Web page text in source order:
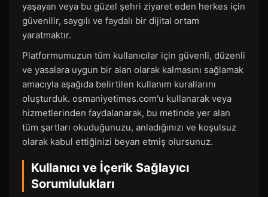
yaşayan veya bu güzel şehri ziyaret eden herkes için
güvenilir, saygılı ve faydalı bir dijital ortam
yaratmaktır.
Platformumuzun tüm kullanıcılar için güvenli, düzenli
ve yasalara uygun bir alan olarak kalmasını sağlamak
amacıyla aşağıda belirtilen kullanım kurallarını
oluşturduk. osmaniyetimes.com'u kullanarak veya
hizmetlerinden faydalanarak, bu metinde yer alan
tüm şartları okuduğunuzu, anladığınızı ve koşulsuz
olarak kabul ettiğinizi beyan etmiş olursunuz.
Kullanıcı ve İçerik Sağlayıcı
Sorumlulukları